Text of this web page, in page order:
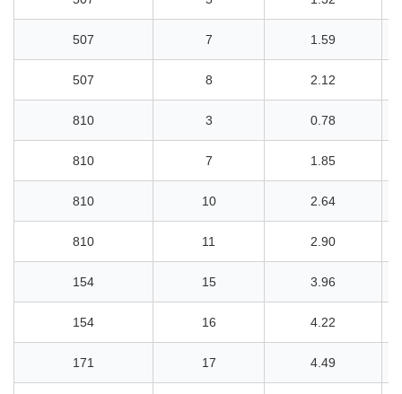
507 7 1.59
507 8 2.12
810 3 0.78
810 7 1.85
810 10 2.64
810 11 2.90
154 15 3.96
154 16 4.22
171 17 4.49